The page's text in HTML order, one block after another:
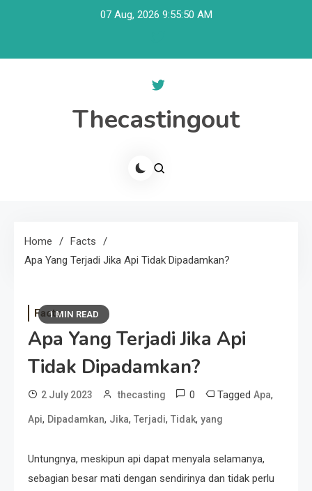
07 Aug, 2026 9:55:50 AM
Thecastingout
Home
Facts
Apa Yang Terjadi Jika Api Tidak Dipadamkan?
1 MIN READ
Facts
Apa Yang Terjadi Jika Api
Tidak Dipadamkan?
2 July 2023 thecasting 0 Tagged Apa,
Api, Dipadamkan, Jika, Terjadi, Tidak, yang
Untungnya, meskipun api dapat menyala selamanya,
sebagian besar mati dengan sendirinya dan tidak perlu